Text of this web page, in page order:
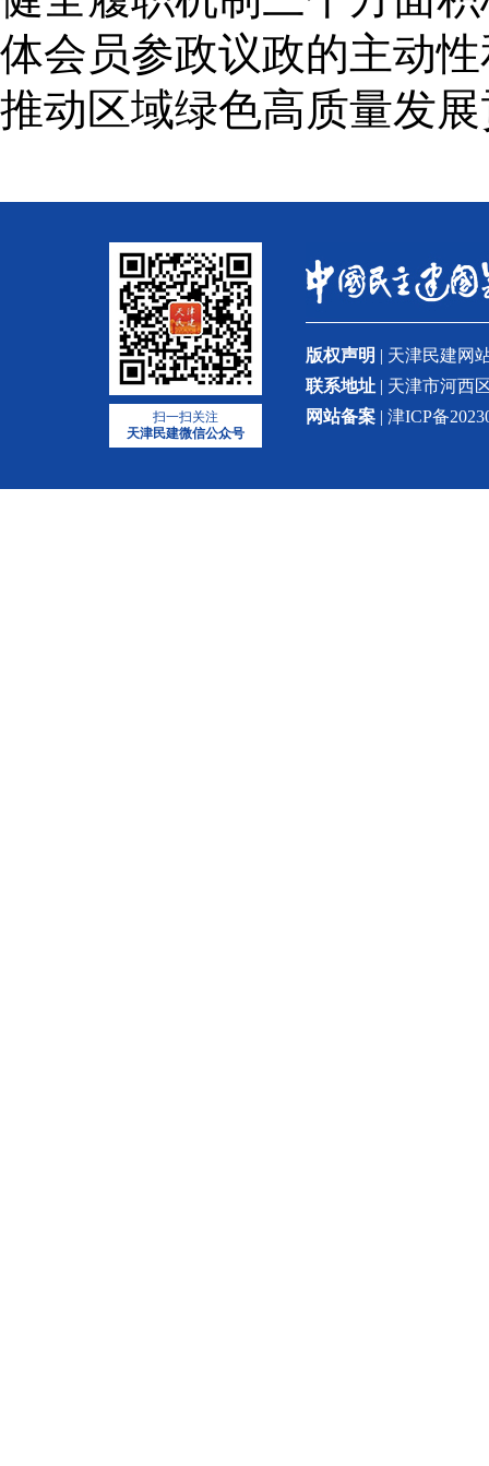
体会员参政议政的主动
推动区域绿色高质量发
扫一扫关注
天津民建微信公众号
版权声明 | 天津民建网
联系地址 | 天津市河西
网站备案 | 津ICP备